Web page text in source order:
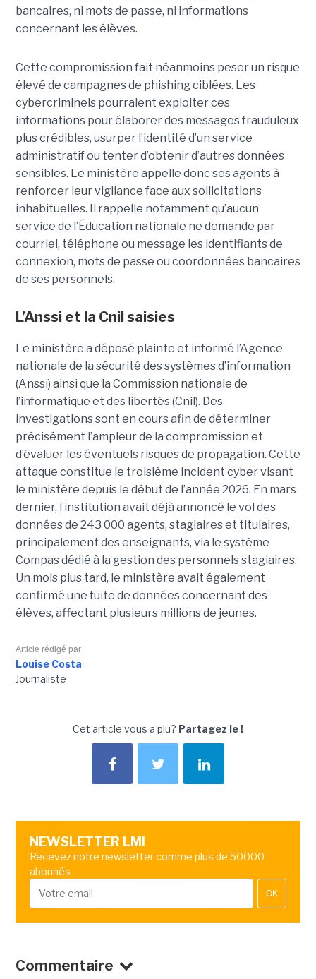
bancaires, ni mots de passe, ni informations
concernant les élèves.
Cette compromission fait néanmoins peser un risque
élevé de campagnes de phishing ciblées. Les
cybercriminels pourraient exploiter ces
informations pour élaborer des messages frauduleux
plus crédibles, usurper l’identité d’un service
administratif ou tenter d’obtenir d’autres données
sensibles. Le ministère appelle donc ses agents à
renforcer leur vigilance face aux sollicitations
inhabituelles. Il rappelle notamment qu’aucun
service de l’Éducation nationale ne demande par
courriel, téléphone ou message les identifiants de
connexion, mots de passe ou coordonnées bancaires
de ses personnels.
L’Anssi et la Cnil saisies
Le ministère a déposé plainte et informé l’Agence
nationale de la sécurité des systèmes d’information
(Anssi) ainsi que la Commission nationale de
l’informatique et des libertés (Cnil). Des
investigations sont en cours afin de déterminer
précisément l’ampleur de la compromission et
d’évaluer les éventuels risques de propagation. Cette
attaque constitue le troisième incident cyber visant
le ministère depuis le début de l’année 2026. En mars
dernier, l’institution avait déjà annoncé le vol des
données de 243 000 agents, stagiaires et titulaires,
principalement des enseignants, via le système
Compas dédié à la gestion des personnels stagiaires.
Un mois plus tard, le ministère avait également
confirmé une fuite de données concernant des
élèves, affectant plusieurs millions de jeunes.
Article rédigé par
Louise Costa
Journaliste
Cet article vous a plu? Partagez le !
NEWSLETTER LMI
Recevez notre newsletter comme plus de 50000
abonnés
OK
Commentaire